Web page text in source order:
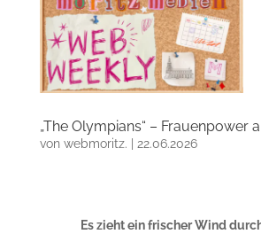
„The Olympians“ – Frauenpower
von webmoritz. 22.06.2026
Es zieht ein frischer Wind